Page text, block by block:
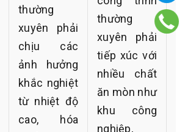
thường
xuyên phải
chịu các
ảnh hưởng
khắc nghiệt
từ nhiệt độ
cao, hóa
thường
xuyên phải
tiếp xúc với
nhiều chất
ăn mòn như
khu công
nghiệp,